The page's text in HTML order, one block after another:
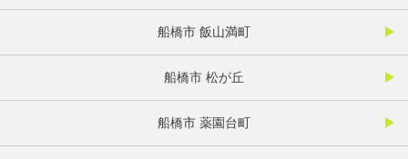
船橋市 飯山満町
船橋市 松が丘
船橋市 薬園台町